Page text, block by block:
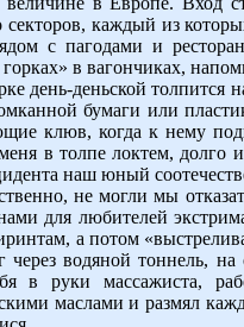
каждый из
с пагодами и
горках» в вагончиках,
день-деньской толпится
бумаги или
клюв, когда к нему
в толпе локтем, долго
наш юный
не могли мы
для любителей
а потом
через водяной тоннель,
в руки массажиста,
маслами и размял